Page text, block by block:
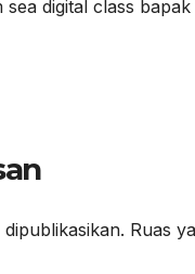
digital class
Ruas